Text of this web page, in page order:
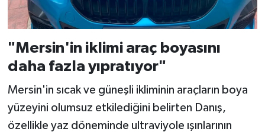
"Mersin'in iklimi araç boyasını
daha fazla yıpratıyor"
Mersin'in sıcak ve güneşli ikliminin araçların boya
yüzeyini olumsuz etkilediğini belirten Danış,
özellikle yaz döneminde ultraviyole ışınlarının